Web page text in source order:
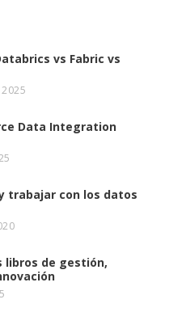
vs Fabric vs
Data Integration
trabajar con los datos
libros de gestión,